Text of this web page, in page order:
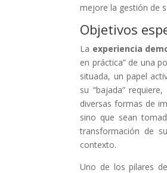
mejore la gestión de
Objetivos
La experiencia
en práctica” de una
situada, un papel
su “bajada”
diversas formas de
sino que sean
transformación de
contexto.
Uno de los pilares